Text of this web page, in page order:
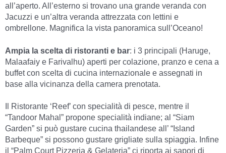
all’aperto. All’esterno si trovano una grande veranda con
Jacuzzi e un’altra veranda attrezzata con lettini e
ombrellone. Magnifica la vista panoramica sull’Oceano!
Ampia la scelta di ristoranti e bar: i 3 principali (Haruge,
Malaafaiy e Farivalhu) aperti per colazione, pranzo e cena a
buffet con scelta di cucina internazionale e assegnati in
base alla vicinanza della camera prenotata.
Il Ristorante ‘Reef’ con specialità di pesce, mentre il
“Tandoor Mahal” propone specialità indiane; al “Siam
Garden” si può gustare cucina thailandese all’ “Island
Barbeque” si possono gustare grigliate sulla spiaggia. Infine
il “Palm Court Pizzeria & Gelateria” ci riporta ai sapori di